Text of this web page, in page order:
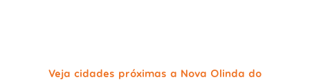
Veja cidades próximas a Nova Olinda do